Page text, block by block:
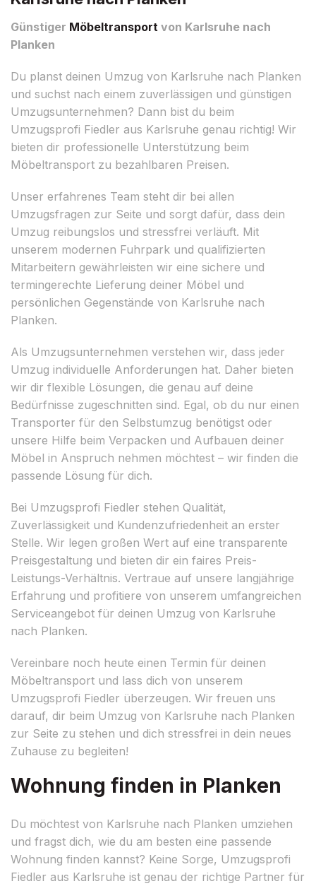
Günstiger Möbeltransport von Karlsruhe nach
Planken
Du planst deinen Umzug von Karlsruhe nach Planken
und suchst nach einem zuverlässigen und günstigen
Umzugsunternehmen? Dann bist du beim
Umzugsprofi Fiedler aus Karlsruhe genau richtig! Wir
bieten dir professionelle Unterstützung beim
Möbeltransport zu bezahlbaren Preisen.
Unser erfahrenes Team steht dir bei allen
Umzugsfragen zur Seite und sorgt dafür, dass dein
Umzug reibungslos und stressfrei verläuft. Mit
unserem modernen Fuhrpark und qualifizierten
Mitarbeitern gewährleisten wir eine sichere und
termingerechte Lieferung deiner Möbel und
persönlichen Gegenstände von Karlsruhe nach
Planken.
Als Umzugsunternehmen verstehen wir, dass jeder
Umzug individuelle Anforderungen hat. Daher bieten
wir dir flexible Lösungen, die genau auf deine
Bedürfnisse zugeschnitten sind. Egal, ob du nur einen
Transporter für den Selbstumzug benötigst oder
unsere Hilfe beim Verpacken und Aufbauen deiner
Möbel in Anspruch nehmen möchtest – wir finden die
passende Lösung für dich.
Bei Umzugsprofi Fiedler stehen Qualität,
Zuverlässigkeit und Kundenzufriedenheit an erster
Stelle. Wir legen großen Wert auf eine transparente
Preisgestaltung und bieten dir ein faires Preis-
Leistungs-Verhältnis. Vertraue auf unsere langjährige
Erfahrung und profitiere von unserem umfangreichen
Serviceangebot für deinen Umzug von Karlsruhe
nach Planken.
Vereinbare noch heute einen Termin für deinen
Möbeltransport und lass dich von unserem
Umzugsprofi Fiedler überzeugen. Wir freuen uns
darauf, dir beim Umzug von Karlsruhe nach Planken
zur Seite zu stehen und dich stressfrei in dein neues
Zuhause zu begleiten!
Wohnung finden in Planken
Du möchtest von Karlsruhe nach Planken umziehen
und fragst dich, wie du am besten eine passende
Wohnung finden kannst? Keine Sorge, Umzugsprofi
Fiedler aus Karlsruhe ist genau der richtige Partner für